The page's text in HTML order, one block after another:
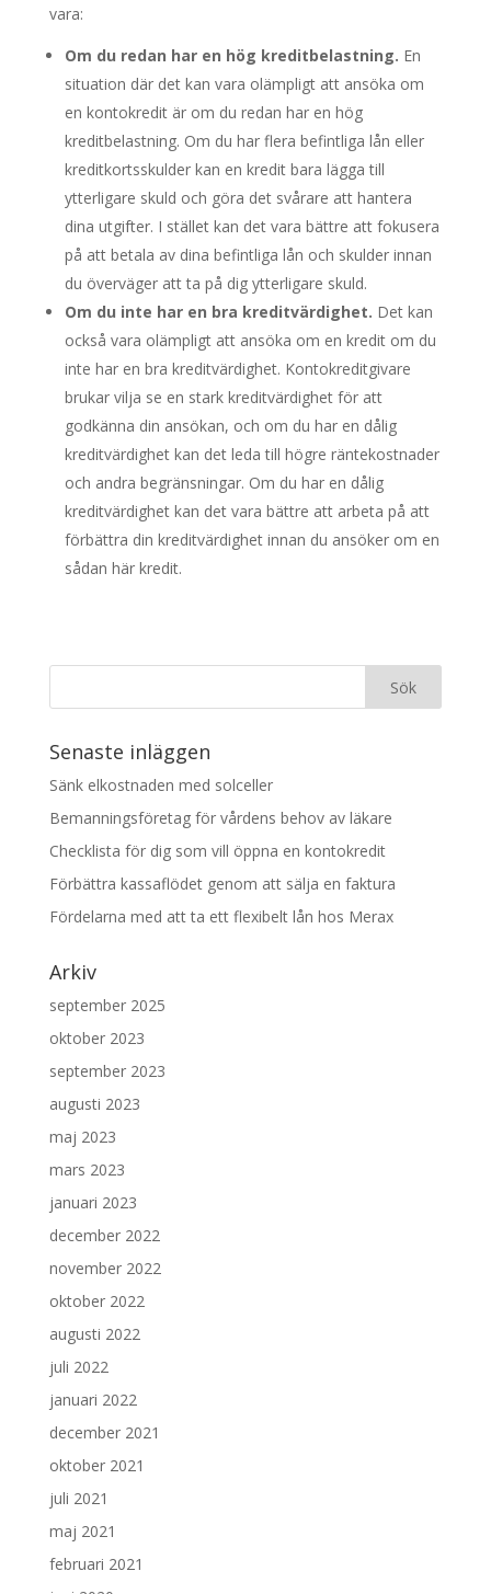
vara:
Om du redan har en hög kreditbelastning. En
situation där det kan vara olämpligt att ansöka om
en kontokredit är om du redan har en hög
kreditbelastning. Om du har flera befintliga lån eller
kreditkortsskulder kan en kredit bara lägga till
ytterligare skuld och göra det svårare att hantera
dina utgifter. I stället kan det vara bättre att fokusera
på att betala av dina befintliga lån och skulder innan
du överväger att ta på dig ytterligare skuld.
Om du inte har en bra kreditvärdighet. Det kan
också vara olämpligt att ansöka om en kredit om du
inte har en bra kreditvärdighet. Kontokreditgivare
brukar vilja se en stark kreditvärdighet för att
godkänna din ansökan, och om du har en dålig
kreditvärdighet kan det leda till högre räntekostnader
och andra begränsningar. Om du har en dålig
kreditvärdighet kan det vara bättre att arbeta på att
förbättra din kreditvärdighet innan du ansöker om en
sådan här kredit.
Senaste inläggen
Sänk elkostnaden med solceller
Bemanningsföretag för vårdens behov av läkare
Checklista för dig som vill öppna en kontokredit
Förbättra kassaflödet genom att sälja en faktura
Fördelarna med att ta ett flexibelt lån hos Merax
Arkiv
september 2025
oktober 2023
september 2023
augusti 2023
maj 2023
mars 2023
januari 2023
december 2022
november 2022
oktober 2022
augusti 2022
juli 2022
januari 2022
december 2021
oktober 2021
juli 2021
maj 2021
februari 2021